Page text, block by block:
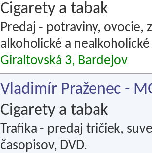
Cigarety a tabak
Predaj - potraviny, ovocie,
alkoholické a
Giraltovská 3, Bardejov
Vladimír Praženec -
Cigarety a tabak
Trafika - predaj tričiek,
časopisov, DVD.